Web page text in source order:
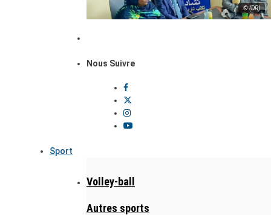
© (DR)
Nous Suivre
Sport
Volley-ball
Autres sports